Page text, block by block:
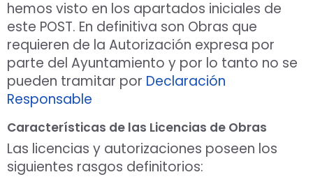
hemos visto en los apartados iniciales de
este POST. En definitiva son Obras que
requieren de la Autorización expresa por
parte del Ayuntamiento y por lo tanto no se
pueden tramitar por Declaración
Responsable
Características de las Licencias de Obras
Las licencias y autorizaciones poseen los
siguientes rasgos definitorios: